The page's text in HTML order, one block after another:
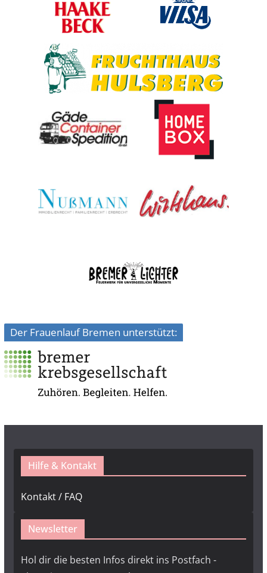
Der Frauenlauf Bremen unterstützt:
Hilfe & Kontakt
Kontakt / FAQ
Newsletter
Hol dir die besten Infos direkt ins Postfach -